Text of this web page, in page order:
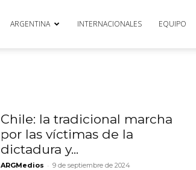
ARGENTINA INTERNACIONALES EQUIPO
Chile: la tradicional marcha
por las víctimas de la
dictadura y...
ARGMedios - 9 de septiembre de 2024